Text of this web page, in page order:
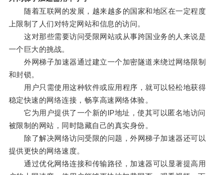
随着互联网的发展，越来越多的国家和地区在一定程度
上限制了人们对特定网站和信息的访问。
这对那些需要访问受限网站或从事跨国业务的人来说是
一个巨大的挑战。
外网梯子加速器通过建立一个加密隧道来绕过网络限制
和封锁。
用户只需使用这种软件或应用程序，就可以轻松地获得
稳定快速的网络连接，畅享高速网络体验。
它为用户提供了一个新的IP地址，使其可以匿名地访问
被限制的网站，同时隐藏自己的真实身份。
除了解决网络访问受限的问题，外网梯子加速器还可以
提供更快的网络速度。
通过优化网络连接和传输路径，加速器可以显著提高用